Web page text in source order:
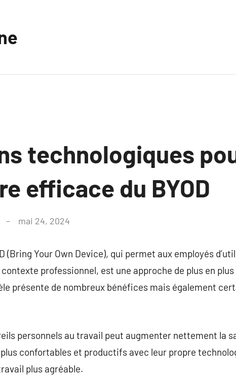
technologiques
efficace du BYOD
mai 24, 2024
(Bring Your Own Device), qui permet aux employés
professionnel, est une approche de plus en
présente de nombreux bénéfices mais également
personnels au travail peut augmenter nettement la
confortables et productifs avec leur propre
plus agréable.